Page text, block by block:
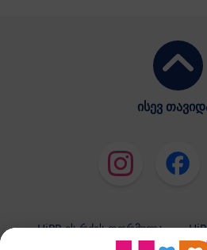
ისევ
HiPP-ის რძის ფორმულა